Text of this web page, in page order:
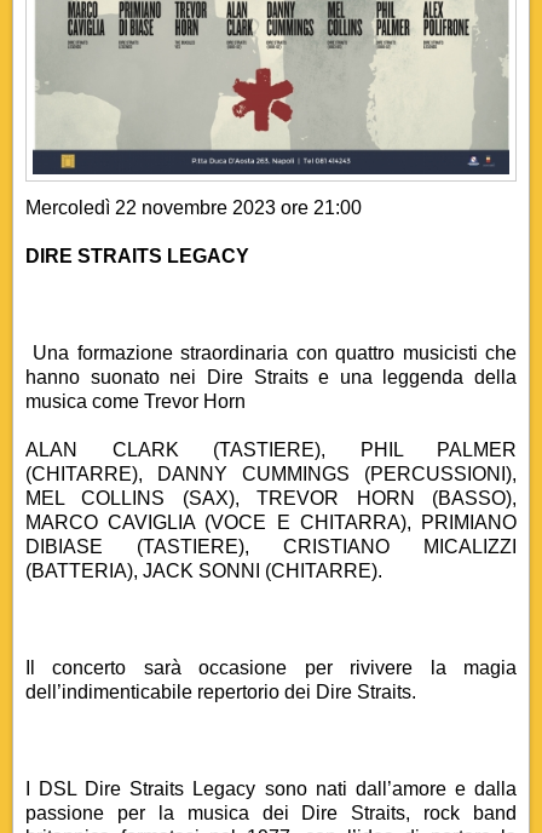
Mercoledì 22 novembre 2023 ore 21:00
DIRE STRAITS LEGACY
Una formazione straordinaria con quattro musicisti che
hanno suonato nei Dire Straits e una leggenda della
musica come Trevor Horn
ALAN CLARK (TASTIERE), PHIL PALMER
(CHITARRE), DANNY CUMMINGS (PERCUSSIONI),
MEL COLLINS (SAX), TREVOR HORN (BASSO),
MARCO CAVIGLIA (VOCE E CHITARRA), PRIMIANO
DIBIASE (TASTIERE), CRISTIANO MICALIZZI
(BATTERIA), JACK SONNI (CHITARRE).
Il concerto sarà occasione per rivivere la magia
dell’indimenticabile repertorio dei Dire Straits.
I DSL Dire Straits Legacy sono nati dall’amore e dalla
passione per la musica dei Dire Straits, rock band